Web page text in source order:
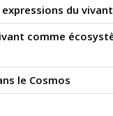
du vivant
comme
le Cosmos